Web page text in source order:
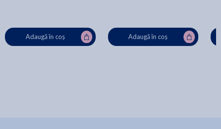
Adaugă în coș Adaugă în coș